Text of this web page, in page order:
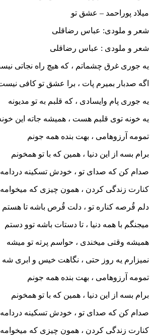
میلاد پوراحمد – عشق تو
شعر و ملودی: عباس رضاقلی
شعر و ملودی : عباس رضاقلی
یه جوری غرق چشماتم ، که هیچ راه نجاتی
اگه صدبار بمیرم پات ، برا عشق تو کافی
یه جوری پام وایسادی ، که قلبم به تو مدیونه
یه خونه توی قلبم هست ، همیشه جاته این
تمومه آرزوهامی ، بهت بنده همه جونم
برام بسه از این دنیا ، همین که با تو همخونم
صدام کن که صدای تو ، خودش تسکینه دردامه
کنارت زندگی کردن ، همون چیزی که میخوامه
دلم قُرصه کناره تو ، دلت قُرص باشه تا هستم
میجنگم با همه دنیا ، تا دستات باشه توو دستم
همیشه وقتی میخندی ، حواسم پرته تو میشه
نمیزارم یه روز حتی ، نگاهت خیس و ابری شه
تمومه آرزوهامی ، بهت بنده همه جونم
برام بسه از این دنیا ، همین که با تو همخونم
صدام کن که صدای تو ، خودش تسکینه دردامه
کنارت زندگی کردن ، همون چیزی که میخوامه